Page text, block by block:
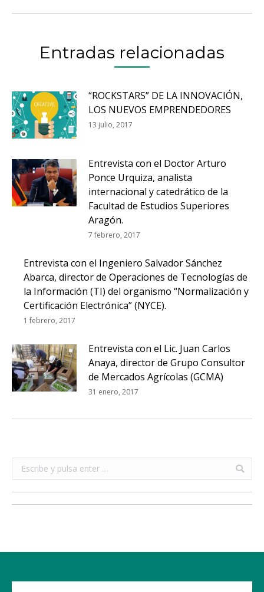
Entradas relacionadas
“ROCKSTARS” DE LA INNOVACIÓN,
LOS NUEVOS EMPRENDEDORES
13 julio, 2017
Entrevista con el Doctor Arturo
Ponce Urquiza, analista
internacional y catedrático de la
Facultad de Estudios Superiores
Aragón.
7 febrero, 2017
Entrevista con el Ingeniero Salvador Sánchez
Abarca, director de Operaciones de Tecnologías de
la Información (TI) del organismo “Normalización y
Certificación Electrónica” (NYCE).
1 febrero, 2017
Entrevista con el Lic. Juan Carlos
Anaya, director de Grupo Consultor
de Mercados Agrícolas (GCMA)
31 enero, 2017
Buscar: